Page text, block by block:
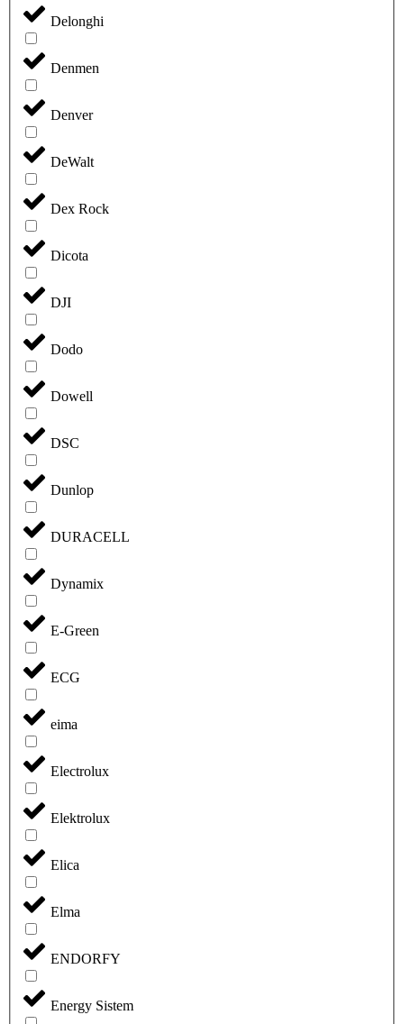
Delonghi
Denmen
Denver
DeWalt
Dex Rock
Dicota
DJI
Dodo
Dowell
DSC
Dunlop
DURACELL
Dynamix
E-Green
ECG
eima
Electrolux
Elektrolux
Elica
Elma
ENDORFY
Energy Sistem